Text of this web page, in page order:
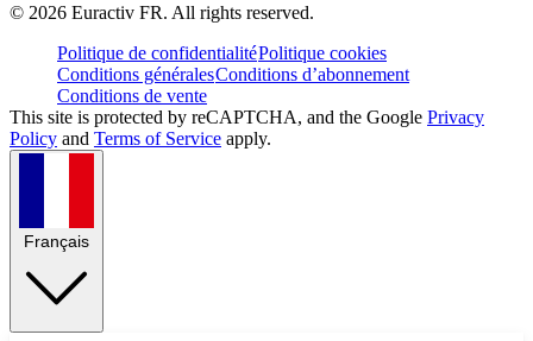
© 2026 Euractiv FR. All rights reserved.
Politique de confidentialitéPolitique cookies
Conditions généralesConditions d’abonnement
Conditions de vente
This site is protected by reCAPTCHA, and the Google Privacy
Policy and Terms of Service apply.
Français